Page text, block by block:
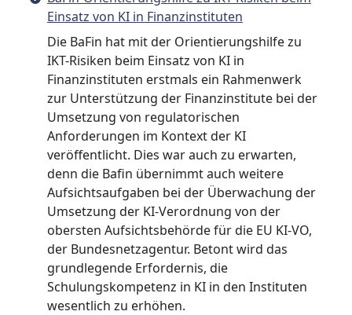
Einsatz von KI in Finanzinstituten
Die BaFin hat mit der Orientierungshilfe zu
IKT-Risiken beim Einsatz von KI in
Finanzinstituten erstmals ein Rahmenwerk
zur Unterstützung der Finanzinstitute bei der
Umsetzung von regulatorischen
Anforderungen im Kontext der KI
veröffentlicht. Dies war auch zu erwarten,
denn die Bafin übernimmt auch weitere
Aufsichtsaufgaben bei der Überwachung der
Umsetzung der KI-Verordnung von der
obersten Aufsichtsbehörde für die EU KI-VO,
der Bundesnetzagentur. Betont wird das
grundlegende Erfordernis, die
Schulungskompetenz in KI in den Instituten
wesentlich zu erhöhen.